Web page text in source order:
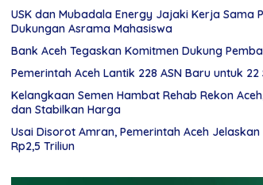
USK dan Mubadala Energy Jajaki Kerja Sama
Dukungan Asrama Mahasiswa
Bank Aceh Tegaskan Komitmen Dukung
Pemerintah Aceh Lantik 228 ASN Baru untuk 22
Kelangkaan Semen Hambat Rehab Rekon
dan Stabilkan Harga
Usai Disorot Amran, Pemerintah Aceh
Rp2,5 Triliun